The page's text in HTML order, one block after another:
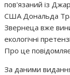
пов'язаний із
США Дональда
Звернеца вже
екологічні
Про це
За даними